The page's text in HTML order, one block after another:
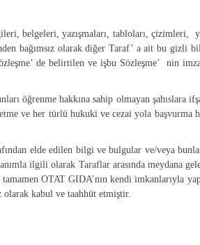
belgeleri, yazışmaları, tabloları,
bağımsız olarak diğer Taraf’ a ait bu gizli
de belirtilen ve işbu Sözleşme’ nin
öğrenme hakkına sahip olmayan
ve her türlü hukuki ve cezai yola başvurma
elde edilen bilgi ve bulgular ve/veya
ilgili olarak Taraflar arasında
OTAT GIDA’nın kendi imkanlarıyla
olarak kabul ve taahhüt etmiştir.